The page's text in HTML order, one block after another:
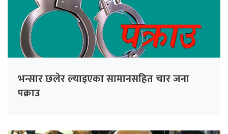
भन्सार छलेर ल्याइएका सामानसहित चार जना
पक्राउ